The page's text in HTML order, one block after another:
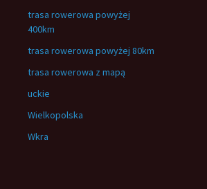
trasa rowerowa powyżej
400km
trasa rowerowa powyżej 80km
trasa rowerowa z mapą
uckie
Wielkopolska
Wkra